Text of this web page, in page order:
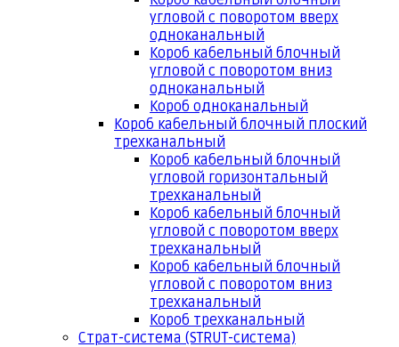
угловой с поворотом вверх
одноканальный
Короб кабельный блочный
угловой с поворотом вниз
одноканальный
Короб одноканальный
Короб кабельный блочный плоский
трехканальный
Короб кабельный блочный
угловой горизонтальный
трехканальный
Короб кабельный блочный
угловой с поворотом вверх
трехканальный
Короб кабельный блочный
угловой с поворотом вниз
трехканальный
Короб трехканальный
Страт-система (STRUT-система)